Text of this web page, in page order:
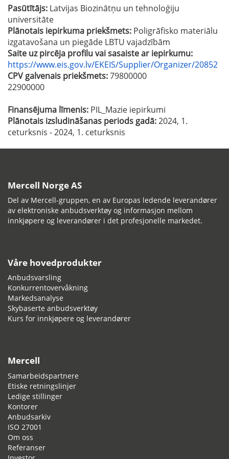
Pasūtītājs: Latvijas Biozinātņu un tehnoloģiju
universitāte
Plānotais iepirkuma priekšmets: Poligrāfisko materiālu
izgatavošana un piegāde LBTU vajadzībām
Saite uz pircēja profilu vai sasaiste ar iepirkumu:
https://www.eis.gov.lv/EKEIS/Supplier/Organizer/20852
CPV galvenais priekšmets:79800000
22900000
Finansējuma līmenis: PIL_Mazie iepirkumi
Plānotais izsludināšanas periods gadā:2024, 1.
ceturksnis - 2024, 1. ceturksnis
Mercell Norge AS
Del av Mercell-gruppen, en av Europas ledende leverandører
av elektroniske anbudsverktøy og informasjon mellom
innkjøpere og leverandører i det profesjonelle markedet.
Våre hovedprodukter
Anbudsvarsling
Konkurrentovervåkning
Markedsanalyse
Skybaserte anbudsverktøy
Kurs for innkjøpere og leverandører
Mercell
Samarbeidspartnere
Etiske retningslinjer
Ledige stillinger
Kontorer
Anbudsarkiv
ISO 27001
Om oss
Referanser